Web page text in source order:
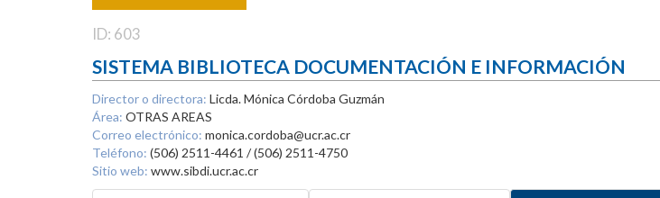
ID: 603
SISTEMA BIBLIOTECA DOCUMENTACIÓN E INFORMACIÓN
Director o directora: Licda. Mónica Córdoba Guzmán
Área: OTRAS AREAS
Correo electrónico: monica.cordoba@ucr.ac.cr
Teléfono: (506) 2511-4461 / (506) 2511-4750
Sitio web: www.sibdi.ucr.ac.cr